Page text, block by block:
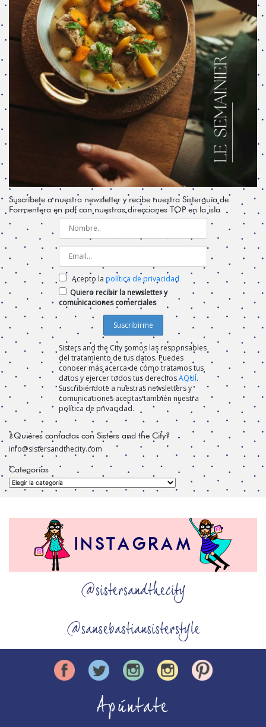
Suscríbete a nuestra newsletter y recibe nuestra Sisterguía de
Formentera en pdf con nuestras direcciones TOP en la isla
Acepto la política de privacidad
Quiero recibir la newsletter y
comunicaciones comerciales
Sisters and the City somos las responsables
del tratamiento de tus datos. Puedes
conocer más acerca de cómo tratamos tus
datos y ejercer todos tus derechosAQUÍ.
Suscribiéndote a nuestras newsletters y
comunicaciones aceptas también nuestra
política de privacidad.
¿Quiéres contactar con Sisters and the City?
info@sistersandthecity.com
Categorías
Categorías
@sistersandthecity
@sansebastiansisterstyle
Apúntate